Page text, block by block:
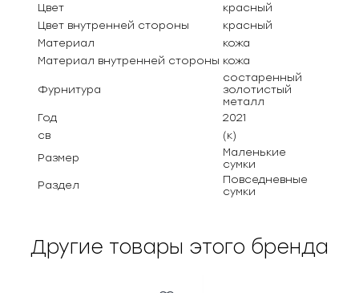
Цвет
красный
Цвет внутренней стороны
красный
Материал
кожа
Материал внутренней стороны кожа
Фурнитура
состаренный
золотистый
металл
Год
2021
св
(к)
Размер
Маленькие
сумки
Раздел
Повседневные
сумки
Другие товары этого бренда